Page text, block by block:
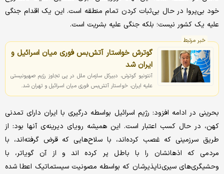
خود بی‌پروا در حال بی‌ثبات کردن تمام منطقه است. این یک اقدام جنگی
علیه یک کشور نیست؛ بلکه جنگی علیه بشریت است.
خبر مرتبط
گوترش خواستار آتش‌بس فوری میان اسرائیل و
ایران شد
آنتونیو گوترش، دبیرکل سازمان ملل در پی تجاوز رژیم صهیونیستی
علیه ایران، خواستار آتش‌بس فوری میان اسرائیل و تهران شد.
بحرینی در ادامه افزود: رژیم اسرائیل بواسطه درگیری با ایران دارای تمدنی
کهن، در حال کسب اعتبار است. این همیشه رویای دیرینه‌ی آنها بود: از
طریق سرزمینی که غصب کرده‌اند، با سلاح‌هایی که قرض گرفته‌اند، با
مردمی که اذهانشان را با باطل پر کرده اند و از آن گویاتر، با
وحشیگری‌های سیری‌ناپذیرشان که بواسطه مصونیت سیستماتیک اعطا شده